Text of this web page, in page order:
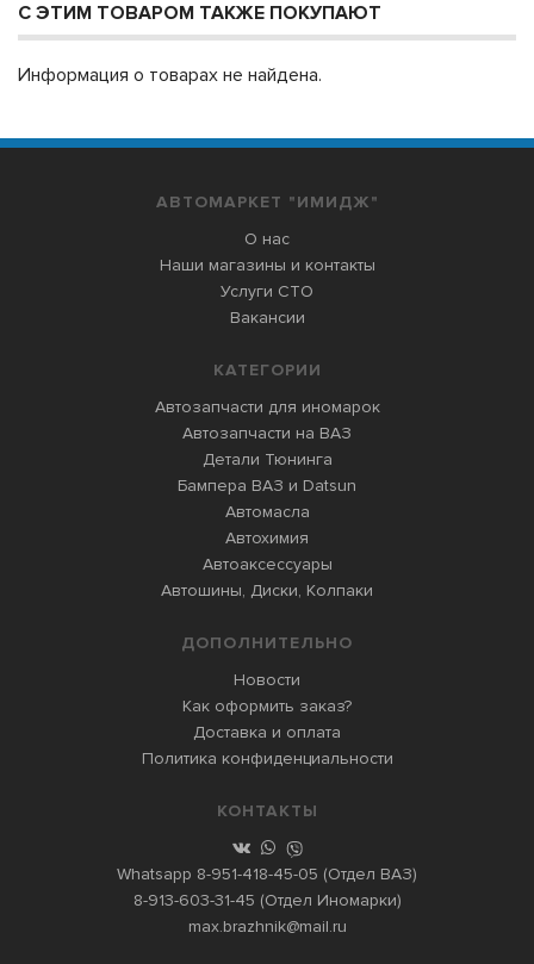
С ЭТИМ ТОВАРОМ ТАКЖЕ ПОКУПАЮТ
Информация о товарах не найдена.
АВТОМАРКЕТ "ИМИДЖ"
О нас
Наши магазины и контакты
Услуги СТО
Вакансии
КАТЕГОРИИ
Автозапчасти для иномарок
Автозапчасти на ВАЗ
Детали Тюнинга
Бампера ВАЗ и Datsun
Автомасла
Автохимия
Автоаксессуары
Автошины, Диски, Колпаки
ДОПОЛНИТЕЛЬНО
Новости
Как оформить заказ?
Доставка и оплата
Политика конфиденциальности
КОНТАКТЫ
Whatsapp 8-951-418-45-05 (Отдел ВАЗ)
8-913-603-31-45 (Отдел Иномарки)
max.brazhnik@mail.ru